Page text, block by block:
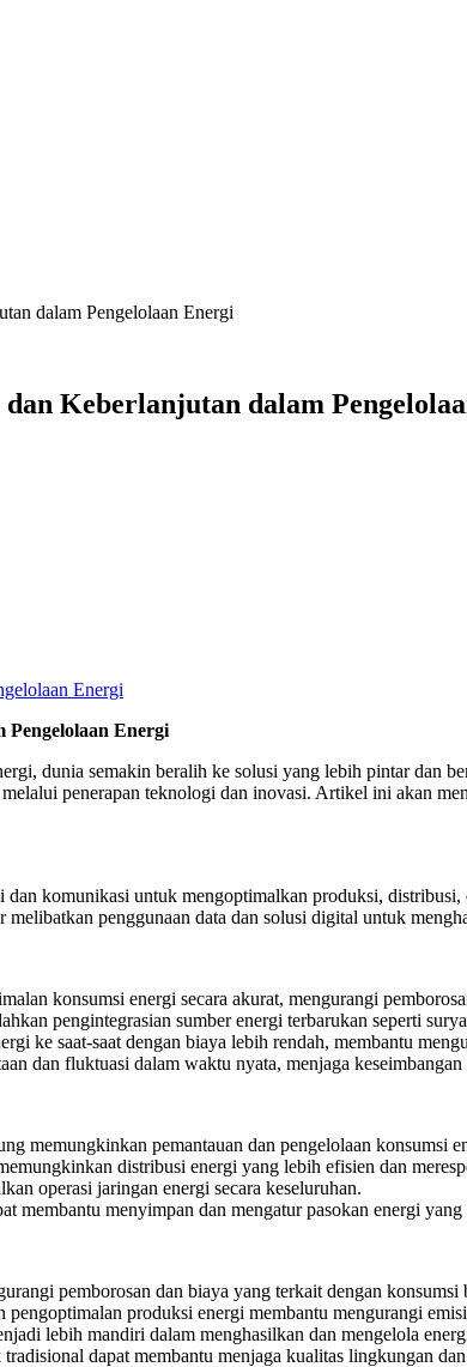
dalam Pengelolaan Energi
Keberlanjutan dalam
Pengelolaan Energi
dunia semakin beralih ke solusi yang lebih pintar dan
penerapan teknologi dan inovasi. Artikel ini akan
komunikasi untuk mengoptimalkan produksi,
penggunaan data dan solusi digital untuk
konsumsi energi secara akurat, mengurangi
pengintegrasian sumber energi terbarukan seperti
ke saat-saat dengan biaya lebih rendah, membantu
dan fluktuasi dalam waktu nyata, menjaga
memungkinkan pemantauan dan pengelolaan konsumsi
distribusi energi yang lebih efisien dan
operasi jaringan energi secara keseluruhan.
membantu menyimpan dan mengatur pasokan energi
pemborosan dan biaya yang terkait dengan konsumsi
pengoptimalan produksi energi membantu mengurangi
lebih mandiri dalam menghasilkan dan mengelola
dapat membantu menjaga kualitas lingkungan